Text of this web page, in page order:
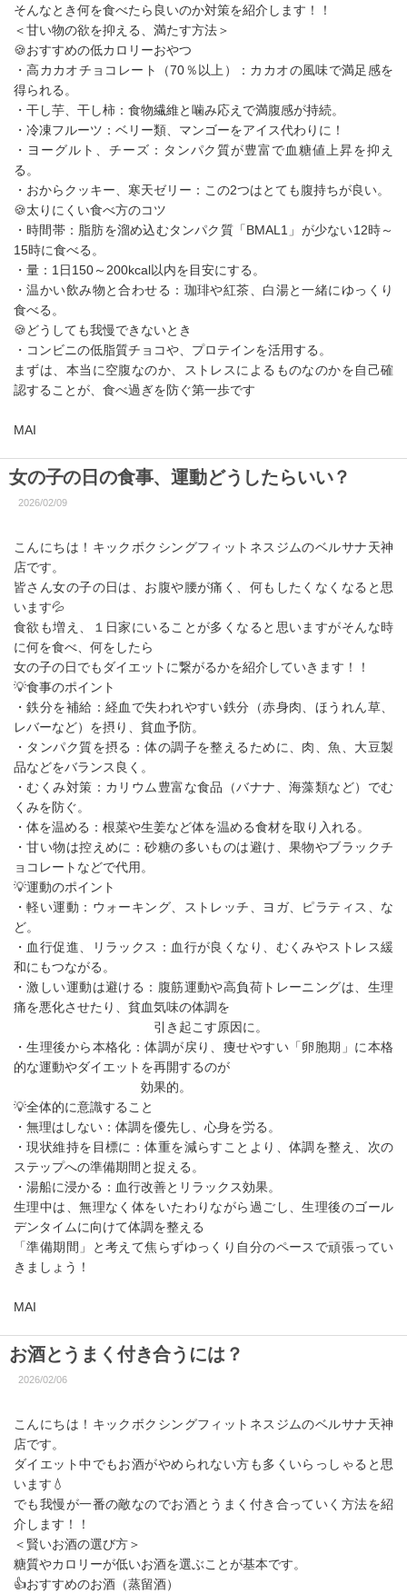
そんなとき何を食べたら良いのか対策を紹介します！！
＜甘い物の欲を抑える、満たす方法＞
🍪おすすめの低カロリーおやつ
・高カカオチョコレート（70％以上）：カカオの風味で満足感を
得られる。
・干し芋、干し柿：食物繊維と噛み応えで満腹感が持続。
・冷凍フルーツ：ベリー類、マンゴーをアイス代わりに！
・ヨーグルト、チーズ：タンパク質が豊富で血糖値上昇を抑え
る。
・おからクッキー、寒天ゼリー：この2つはとても腹持ちが良い。
🍪太りにくい食べ方のコツ
・時間帯：脂肪を溜め込むタンパク質「BMAL1」が少ない12時～
15時に食べる。
・量：1日150～200kcal以内を目安にする。
・温かい飲み物と合わせる：珈琲や紅茶、白湯と一緒にゆっくり
食べる。
🍪どうしても我慢できないとき
・コンビニの低脂質チョコや、プロテインを活用する。
まずは、本当に空腹なのか、ストレスによるものなのかを自己確
認することが、食べ過ぎを防ぐ第一歩です
MAI
女の子の日の食事、運動どうしたらいい？
2026/02/09
こんにちは！キックボクシングフィットネスジムのベルサナ天神
店です。
皆さん女の子の日は、お腹や腰が痛く、何もしたくなくなると思
います💦
食欲も増え、１日家にいることが多くなると思いますがそんな時
に何を食べ、何をしたら
女の子の日でもダイエットに繋がるかを紹介していきます！！
💡食事のポイント
・鉄分を補給：経血で失われやすい鉄分（赤身肉、ほうれん草、
レバーなど）を摂り、貧血予防。
・タンパク質を摂る：体の調子を整えるために、肉、魚、大豆製
品などをバランス良く。
・むくみ対策：カリウム豊富な食品（バナナ、海藻類など）でむ
くみを防ぐ。
・体を温める：根菜や生姜など体を温める食材を取り入れる。
・甘い物は控えめに：砂糖の多いものは避け、果物やブラックチ
ョコレートなどで代用。
💡運動のポイント
・軽い運動：ウォーキング、ストレッチ、ヨガ、ピラティス、な
ど。
・血行促進、リラックス：血行が良くなり、むくみやストレス緩
和にもつながる。
・激しい運動は避ける：腹筋運動や高負荷トレーニングは、生理
痛を悪化させたり、貧血気味の体調を
引き起こす原因に。
・生理後から本格化：体調が戻り、痩せやすい「卵胞期」に本格
的な運動やダイエットを再開するのが
効果的。
💡全体的に意識すること
・無理はしない：体調を優先し、心身を労る。
・現状維持を目標に：体重を減らすことより、体調を整え、次の
ステップへの準備期間と捉える。
・湯船に浸かる：血行改善とリラックス効果。
生理中は、無理なく体をいたわりながら過ごし、生理後のゴール
デンタイムに向けて体調を整える
「準備期間」と考えて焦らずゆっくり自分のペースで頑張ってい
きましょう！
MAI
お酒とうまく付き合うには？
2026/02/06
こんにちは！キックボクシングフィットネスジムのベルサナ天神
店です。
ダイエット中でもお酒がやめられない方も多くいらっしゃると思
います💧
でも我慢が一番の敵なのでお酒とうまく付き合っていく方法を紹
介します！！
＜賢いお酒の選び方＞
糖質やカロリーが低いお酒を選ぶことが基本です。
👍️おすすめのお酒（蒸留酒）